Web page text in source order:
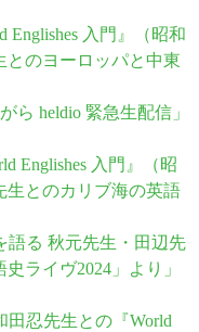
Englishes 入門』（昭和
とのヨーロッパと中東
ら heldio 緊急生配信」
Englishes 入門』（昭
生とのカリブ海の英語
語る 秋元先生・田辺先
ライヴ2024」より」
田忍先生との『World